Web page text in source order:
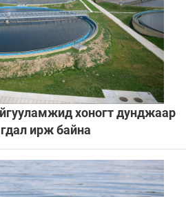
хоногт дунджаар
ирж байна